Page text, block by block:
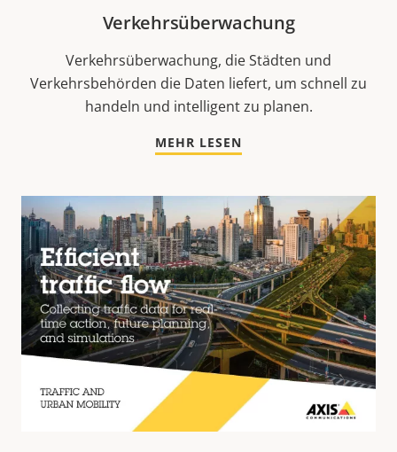
Verkehrsüberwachung
Verkehrsüberwachung, die Städten und
Verkehrsbehörden die Daten liefert, um schnell zu
handeln und intelligent zu planen.
MEHR LESEN